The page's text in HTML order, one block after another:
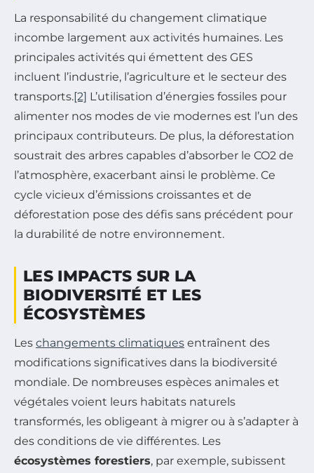
La responsabilité du changement climatique
incombe largement aux activités humaines. Les
principales activités qui émettent des GES
incluent l’industrie, l’agriculture et le secteur des
transports.[2] L’utilisation d’énergies fossiles pour
alimenter nos modes de vie modernes est l’un des
principaux contributeurs. De plus, la déforestation
soustrait des arbres capables d’absorber le CO2 de
l’atmosphère, exacerbant ainsi le problème. Ce
cycle vicieux d’émissions croissantes et de
déforestation pose des défis sans précédent pour
la durabilité de notre environnement.
LES IMPACTS SUR LA
BIODIVERSITÉ ET LES
ÉCOSYSTÈMES
Les changements climatiques entraînent des
modifications significatives dans la biodiversité
mondiale. De nombreuses espèces animales et
végétales voient leurs habitats naturels
transformés, les obligeant à migrer ou à s’adapter à
des conditions de vie différentes. Les
écosystèmes forestiers, par exemple, subissent